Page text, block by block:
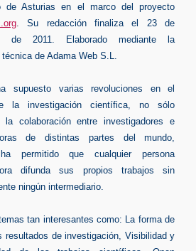
de Asturias en el marco del proyecto
.Su redacción finaliza el 23 de
de 2011. Elaborado mediante la
de Adama Web S.L.
supuesto varias revoluciones en el
la investigación científica, no sólo
la colaboración entre investigadores e
de distintas partes del mundo,
permitido que cualquier persona
difunda sus propios trabajos sin
ningún intermediario.
tan interesantes como: La forma de
resultados de investigación, Visibilidad y